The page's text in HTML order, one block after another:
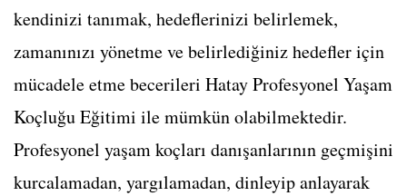
kendinizi tanımak, hedeflerinizi belirlemek,
zamanınızı yönetme ve belirlediğiniz hedefler için
mücadele etme becerileri Hatay Profesyonel Yaşam
Koçluğu Eğitimi ile mümkün olabilmektedir.
Profesyonel yaşam koçları danışanlarının geçmişini
kurcalamadan, yargılamadan, dinleyip anlayarak